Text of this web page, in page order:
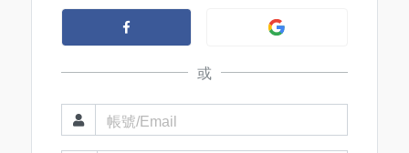
或
帳號/Email